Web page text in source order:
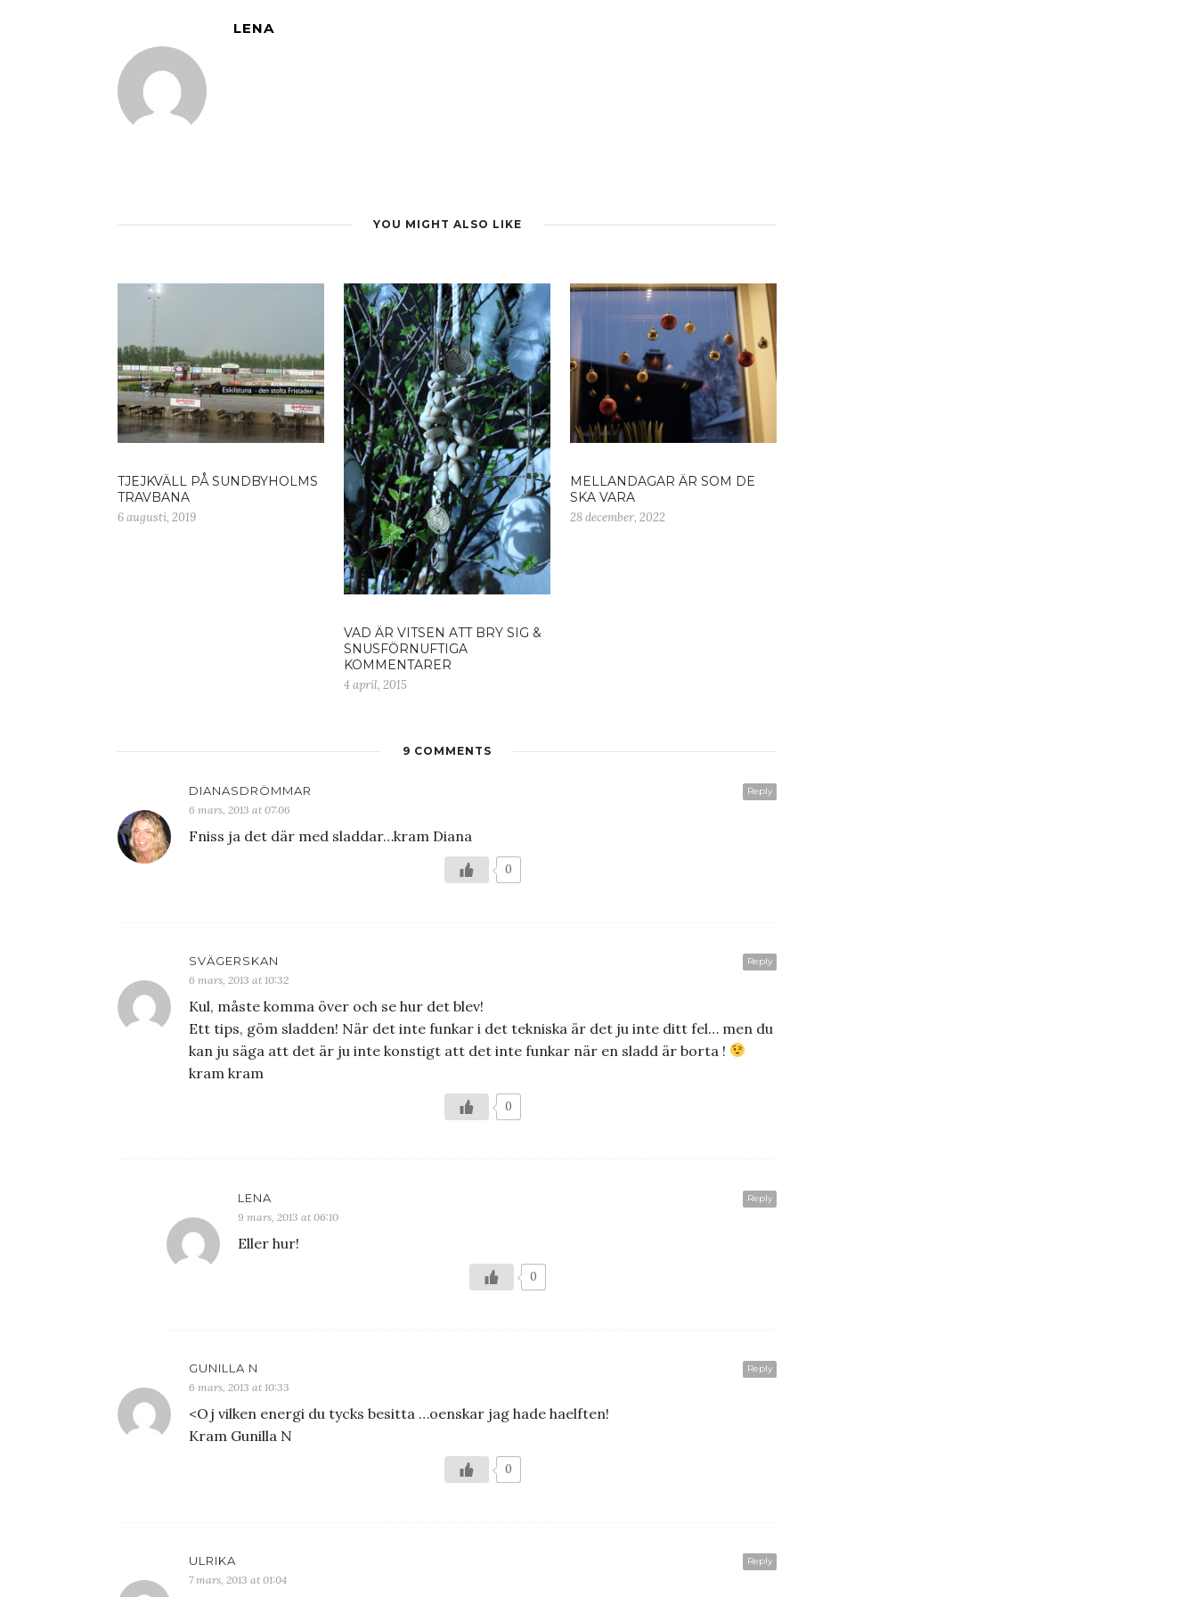
LENA
YOU MIGHT ALSO LIKE
TJEJKVÄLL PÅ SUNDBYHOLMS
TRAVBANA
6 augusti, 2019
VAD ÄR VITSEN ATT BRY SIG &
SNUSFÖRNUFTIGA
KOMMENTARER
4 april, 2015
MELLANDAGAR ÄR SOM DE
SKA VARA
28 december, 2022
9 COMMENTS
Reply
DIANASDRÖMMAR
6 mars, 2013 at 07:06
Fniss ja det där med sladdar…kram Diana
0
Reply
SVÄGERSKAN
6 mars, 2013 at 10:32
Kul, måste komma över och se hur det blev!
Ett tips, göm sladden! När det inte funkar i det tekniska är det ju inte ditt fel… men du
kan ju säga att det är ju inte konstigt att det inte funkar när en sladd är borta !
kram kram
0
Reply
LENA
9 mars, 2013 at 06:10
Eller hur!
0
Reply
GUNILLA N
6 mars, 2013 at 10:33
<Oj vilken energi du tycks besitta …oenskar jag hade haelften!
Kram Gunilla N
0
Reply
ULRIKA
7 mars, 2013 at 01:04